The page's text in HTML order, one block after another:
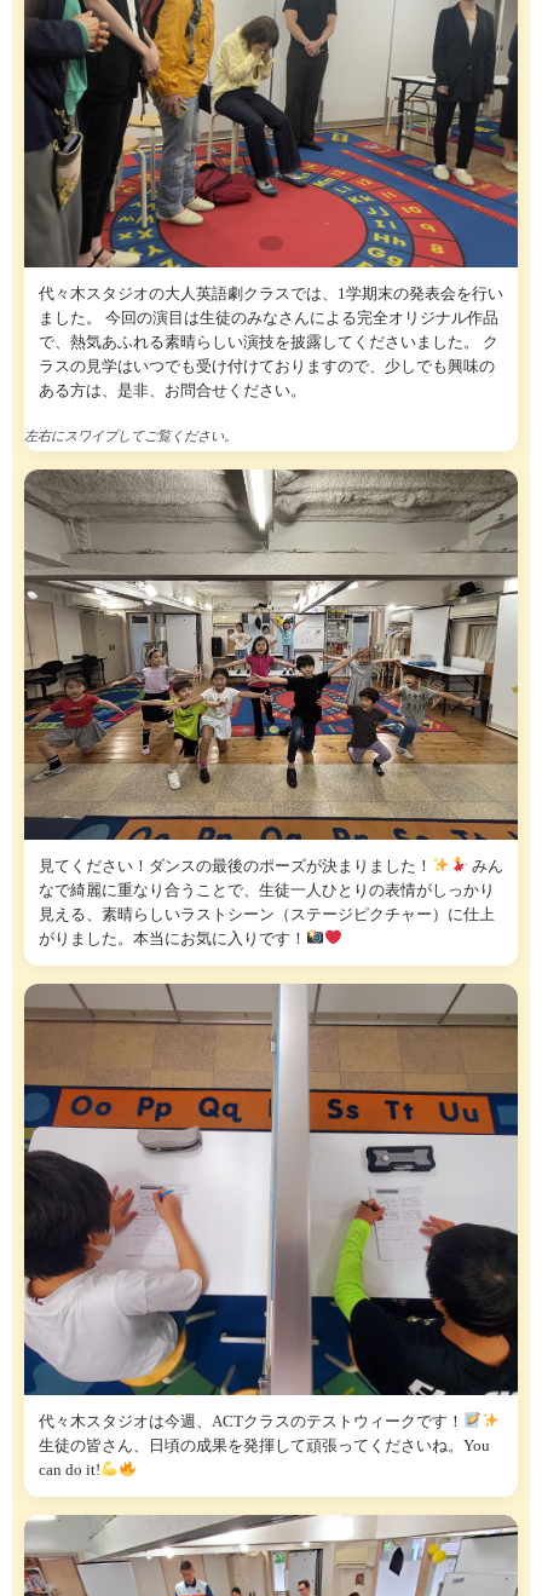
代々木スタジオの大人英語劇クラスでは、1学期末の発表会を行い
ました。 今回の演目は生徒のみなさんによる完全オリジナル作品
で、熱気あふれる素晴らしい演技を披露してくださいました。 ク
ラスの見学はいつでも受け付けておりますので、少しでも興味の
ある方は、是非、お問合せください。
左右にスワイプしてご覧ください。
見てください！ダンスの最後のポーズが決まりました！
みん
なで綺麗に重なり合うことで、生徒一人ひとりの表情がしっかり
見える、素晴らしいラストシーン（ステージピクチャー）に仕上
がりました。本当にお気に入りです！
代々木スタジオは今週、ACTクラスのテストウィークです！
生徒の皆さん、日頃の成果を発揮して頑張ってくださいね。You
can do it!